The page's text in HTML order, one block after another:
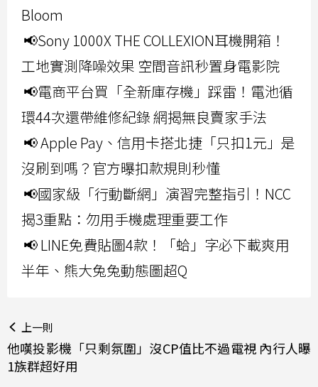
Bloom
📢Sony 1000X THE COLLEXION耳機開箱！
工地實測降噪效果 空間音訊秒置身電影院
📢電商平台買「全新庫存機」踩雷！電池循
環44次還帶維修紀錄 網揭無良賣家手法
📢 Apple Pay、信用卡搭北捷「只扣1元」是
沒刷到嗎？官方曝扣款規則秒懂
📢國家級「行動斷網」演習完整指引！NCC
揭3重點：勿用手機處理重要工作
📢 LINE免費貼圖4款！「蛤」字必下載爽用
半年、熊大兔兔動態圖超Q
上一則
他嘆投影機「只剩氛圍」沒CP值比不過電視 內行人曝
1族群超好用